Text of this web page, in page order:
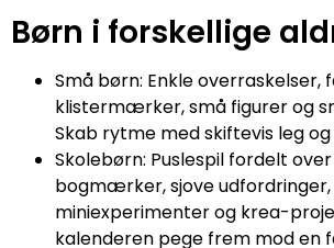
Børn i forskellige
Små børn: Enkle overraskelser,
klistermærker, små figurer og
Skab rytme med skiftevis leg og
Skolebørn: Puslespil fordelt
bogmærker, sjove udfordringer,
miniexperimenter og krea-
kalenderen pege frem mod en